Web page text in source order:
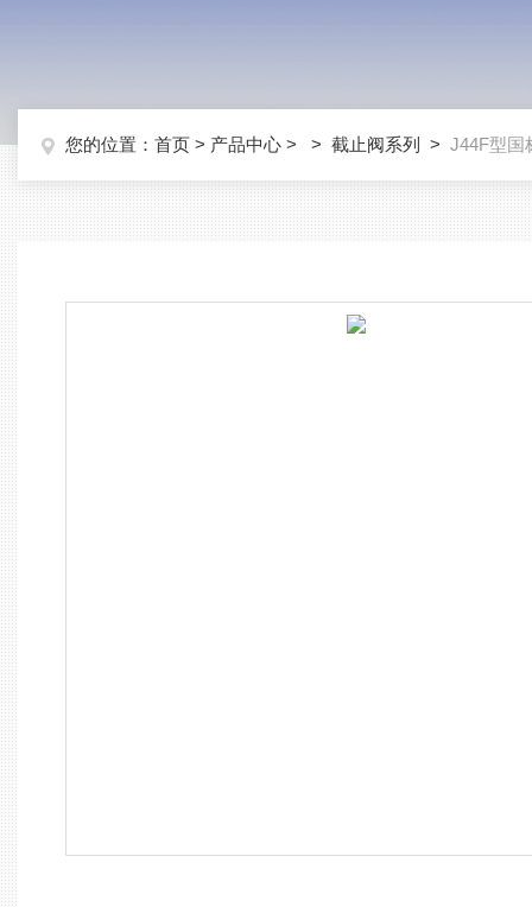
您的位置： 首页 > 产品中心 > > 截止阀系列 > J44F型国